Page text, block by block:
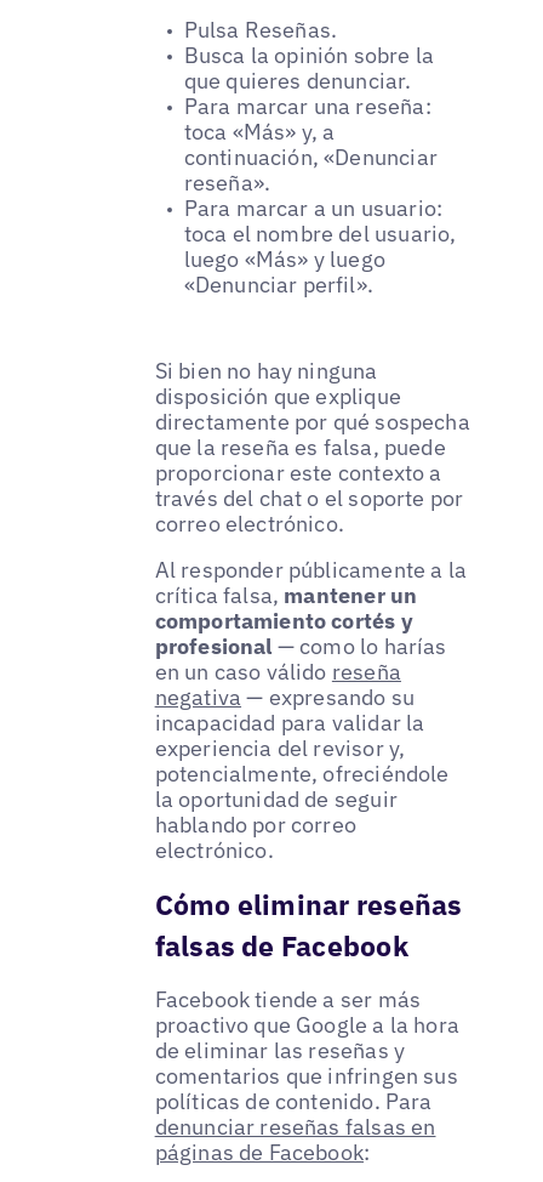
Pulsa Reseñas.
Busca la opinión sobre la
que quieres denunciar.
Para marcar una reseña:
toca «Más» y, a
continuación, «Denunciar
reseña».
Para marcar a un usuario:
toca el nombre del usuario,
luego «Más» y luego
«Denunciar perfil».
Si bien no hay ninguna
disposición que explique
directamente por qué sospecha
que la reseña es falsa, puede
proporcionar este contexto a
través del chat o el soporte por
correo electrónico.
Al responder públicamente a la
crítica falsa, mantener un
comportamiento cortés y
profesional — como lo harías
en un caso válido reseña
negativa — expresando su
incapacidad para validar la
experiencia del revisor y,
potencialmente, ofreciéndole
la oportunidad de seguir
hablando por correo
electrónico.
Cómo eliminar reseñas
falsas de Facebook
Facebook tiende a ser más
proactivo que Google a la hora
de eliminar las reseñas y
comentarios que infringen sus
políticas de contenido. Para
denunciar reseñas falsas en
páginas de Facebook: